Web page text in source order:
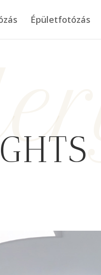
Épületfotózás